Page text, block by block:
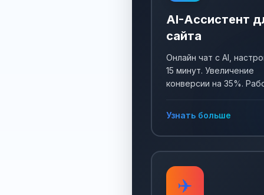
AI-Ассистент
сайта
Онлайн чат с AI,
15 минут. Увеличение
конверсии на 35%.
Узнать больше
✈️